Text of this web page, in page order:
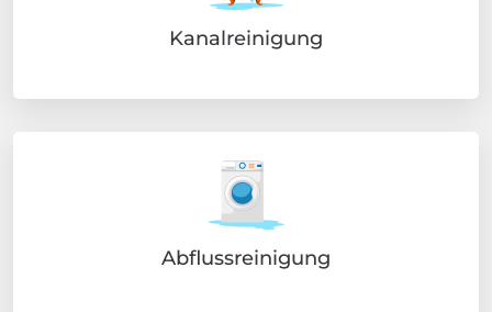
Kanalreinigung
Abflussreinigung